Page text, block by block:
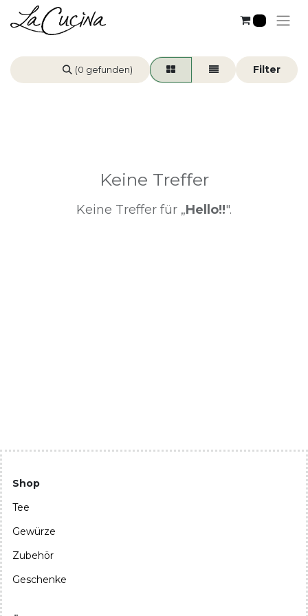
(0 gefunden)
Keine Treffer
Keine Treffer für „Hello!!".
Shop
Tee
Gewürze
Zubehör
Geschenke